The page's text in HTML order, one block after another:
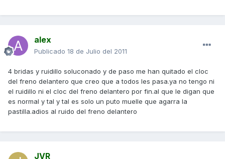
alex
Publicado 18 de Julio del 2011
4 bridas y ruidillo soluconado y de paso me han quitado el cloc
del freno delantero que creo que a todos les pasa.ya no tengo ni
el ruidillo ni el cloc del freno delantero por fin.al que le digan que
es normal y tal y tal es solo un puto muelle que agarra la
pastilla.adios al ruido del freno delantero
JVR